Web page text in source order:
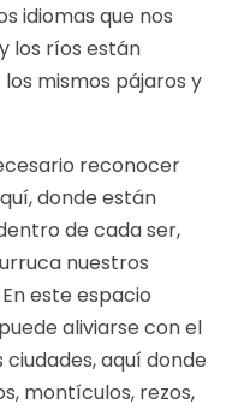
idiomas que nos
los ríos están
mismos pájaros y
reconocer
donde están
de cada ser,
nuestros
este espacio
aliviarse con el
ciudades, aquí donde
montículos, rezos,